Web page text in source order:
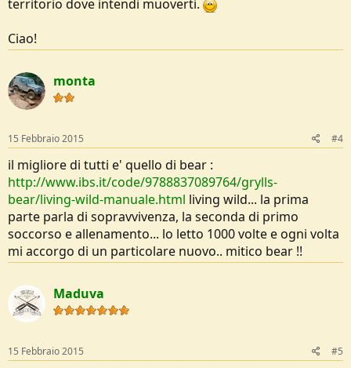
territorio dove intendi muoverti.
Ciao!
monta
15 Febbraio 2015 #4
il migliore di tutti e' quello di bear :
http://www.ibs.it/code/9788837089764/grylls-
bear/living-wild-manuale.html living wild... la prima
parte parla di sopravvivenza, la seconda di primo
soccorso e allenamento... lo letto 1000 volte e ogni volta
mi accorgo di un particolare nuovo.. mitico bear !!
Maduva
15 Febbraio 2015 #5